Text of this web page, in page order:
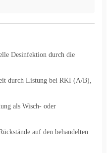
Desinfektion durch die
durch Listung bei RKI (A/B),
als Wisch- oder
auf den behandelten